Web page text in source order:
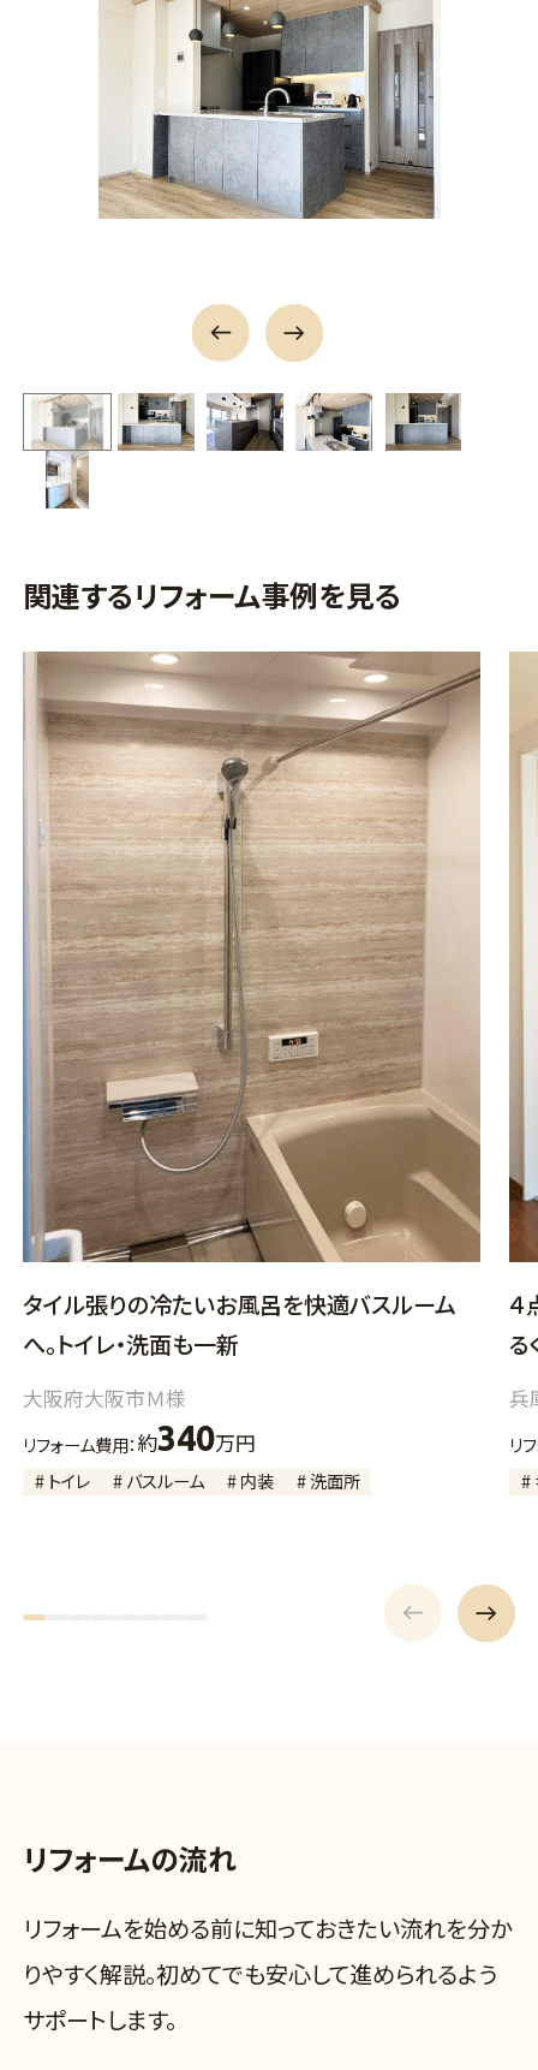
関連するリフォーム事例を見る
タイル張りの冷たいお風呂を快適バスルーム
へ。トイレ・洗面も一新
大阪府大阪市Ｍ様
リフォーム費用：約340万円
# トイレ # バスルーム # 内装 # 洗面所
る
兵
リ
#
リフォームの流れ
リフォームを始める前に知っておきたい流れを分か
りやすく解説。初めてでも安心して進められるよう
サポートします。